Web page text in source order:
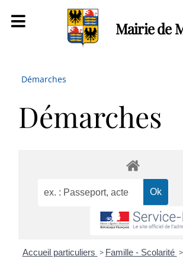
Mairie de
Démarches
Démarches
Accueil particuliers > Famille - Scolarité >